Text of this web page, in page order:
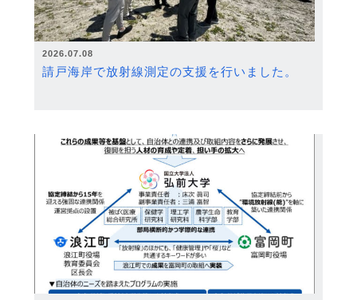
2026.07.08
請戸海岸で放射線測定の支援を行いました。